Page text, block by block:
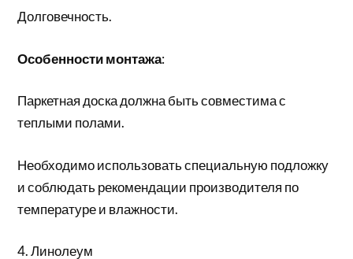
Долговечность.
Особенности монтажа:
Паркетная доска должна быть совместима с
теплыми полами.
Необходимо использовать специальную подложку
и соблюдать рекомендации производителя по
температуре и влажности.
4. Линолеум